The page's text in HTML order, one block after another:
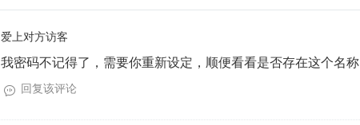
爱上对方访客
我密码不记得了，需要你重新设定，顺便看看是否存在这个名称
回复该评论